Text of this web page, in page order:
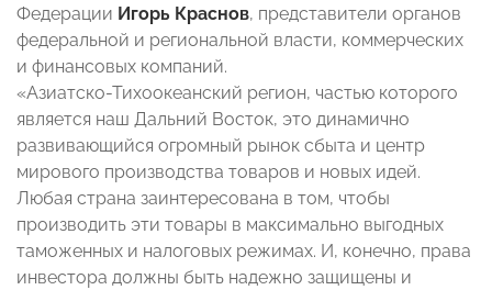
Федерации Игорь Краснов, представители органов
федеральной и региональной власти, коммерческих
и финансовых компаний.
«Азиатско-Тихоокеанский регион, частью которого
является наш Дальний Восток, это динамично
развивающийся огромный рынок сбыта и центр
мирового производства товаров и новых идей.
Любая страна заинтересована в том, чтобы
производить эти товары в максимально выгодных
таможенных и налоговых режимах. И, конечно, права
инвестора должны быть надежно защищены и